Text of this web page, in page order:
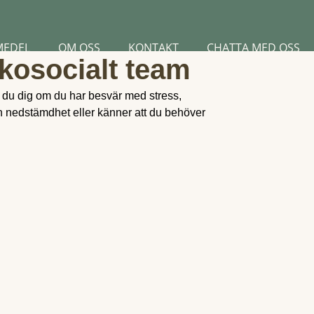
OM OSS KONTAKT CHATTA MED OSS
team
dig om du har besvär med stress,
nedstämdhet eller känner att du behöver